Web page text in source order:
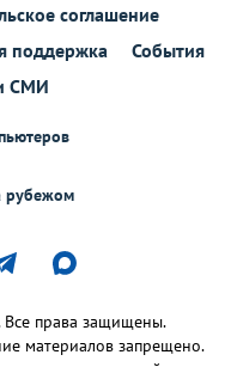
соглашение
поддержка
События
СМИ
рубежом
права защищены.
материалов запрещено.